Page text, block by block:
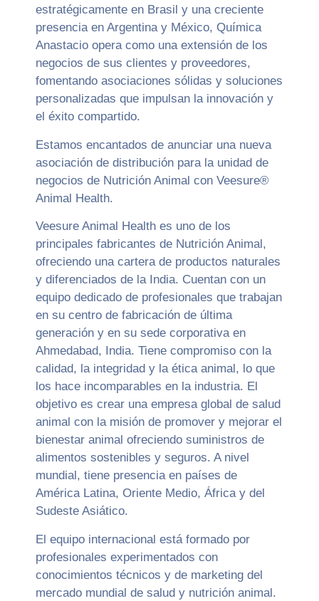
estratégicamente en Brasil y una creciente
presencia en Argentina y México, Química
Anastacio opera como una extensión de los
negocios de sus clientes y proveedores,
fomentando asociaciones sólidas y soluciones
personalizadas que impulsan la innovación y
el éxito compartido.
Estamos encantados de anunciar una nueva
asociación de distribución para la unidad de
negocios de Nutrición Animal con Veesure®
Animal Health.
Veesure Animal Health es uno de los
principales fabricantes de Nutrición Animal,
ofreciendo una cartera de productos naturales
y diferenciados de la India. Cuentan con un
equipo dedicado de profesionales que trabajan
en su centro de fabricación de última
generación y en su sede corporativa en
Ahmedabad, India. Tiene compromiso con la
calidad, la integridad y la ética animal, lo que
los hace incomparables en la industria. El
objetivo es crear una empresa global de salud
animal con la misión de promover y mejorar el
bienestar animal ofreciendo suministros de
alimentos sostenibles y seguros. A nivel
mundial, tiene presencia en países de
América Latina, Oriente Medio, África y del
Sudeste Asiático.
El equipo internacional está formado por
profesionales experimentados con
conocimientos técnicos y de marketing del
mercado mundial de salud y nutrición animal.